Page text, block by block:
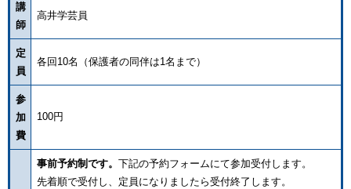
講
師
高井学芸員
定
員
各回10名（保護者の同伴は1名まで）
参
加
費
100円
事前予約制です。 下記の予約フォームにて参加受付します。
先着順で受付し、定員になりましたら受付終了します。